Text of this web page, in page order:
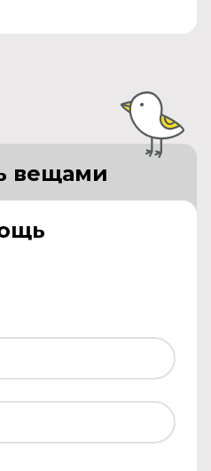
вещами